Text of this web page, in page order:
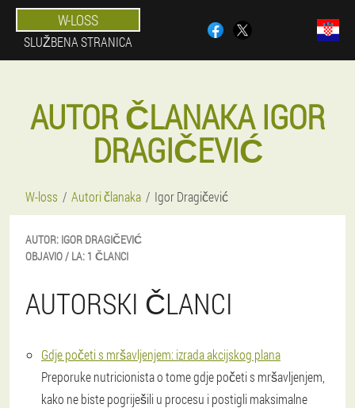
W-LOSS
SLUŽBENA STRANICA
AUTOR ČLANAKA IGOR
DRAGIČEVIĆ
W-loss Autori članaka Igor Dragičević
AUTOR: IGOR DRAGIČEVIĆ
OBJAVIO / LA: 1 ČLANCI
AUTORSKI ČLANCI
Gdje početi s mršavljenjem: izrada akcijskog plana
Preporuke nutricionista o tome gdje početi s mršavljenjem,
kako ne biste pogriješili u procesu i postigli maksimalne